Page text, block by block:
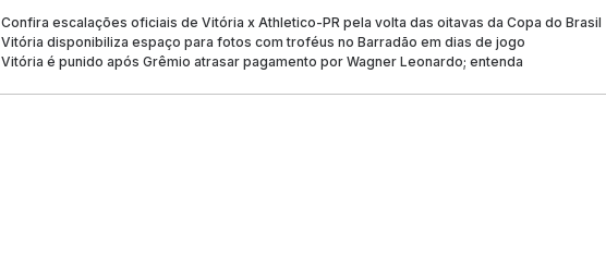
Confira escalações oficiais de Vitória x Athletico-PR pela volta das oitavas da Copa do Brasil
Vitória disponibiliza espaço para fotos com troféus no Barradão em dias de jogo
Vitória é punido após Grêmio atrasar pagamento por Wagner Leonardo; entenda